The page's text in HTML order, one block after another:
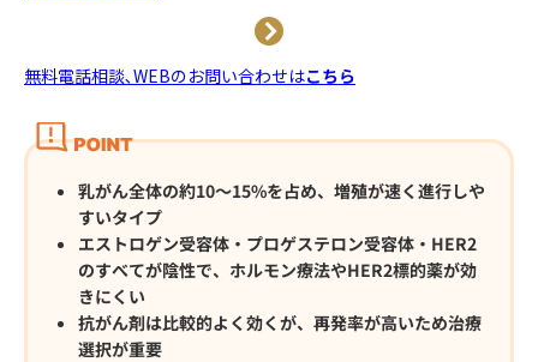
無料電話相談､WEBのお問い合わせはこちら
乳がん全体の約10〜15%を占め、増殖が速く進行しや
すいタイプ
エストロゲン受容体・プロゲステロン受容体・HER2
のすべてが陰性で、ホルモン療法やHER2標的薬が効
きにくい
抗がん剤は比較的よく効くが、再発率が高いため治療
選択が重要